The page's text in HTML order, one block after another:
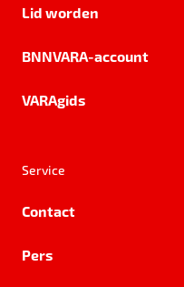
Lid worden
BNNVARA-account
VARAgids
Service
Contact
Pers